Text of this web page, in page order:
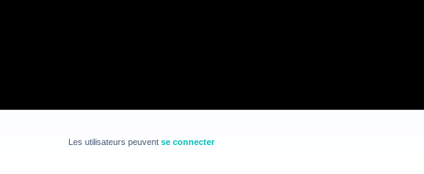
Les utilisateurs peuvent se connecter